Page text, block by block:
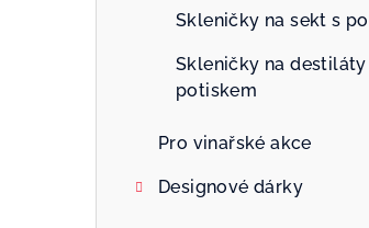
Skleničky na sekt s
Skleničky na
potiskem
Pro vinařské akce
Designové dárky